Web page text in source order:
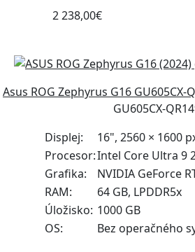
2 238,00€
Asus ROG Zephyrus G16 GU605CX-
GU605CX-
Displej:
16", 2560 × 1600
Procesor:Intel Core Ultra 9
Grafika:
NVIDIA GeForce
RAM:
64 GB, LPDDR5x
Úložisko: 1000 GB
OS:
Bez operačného